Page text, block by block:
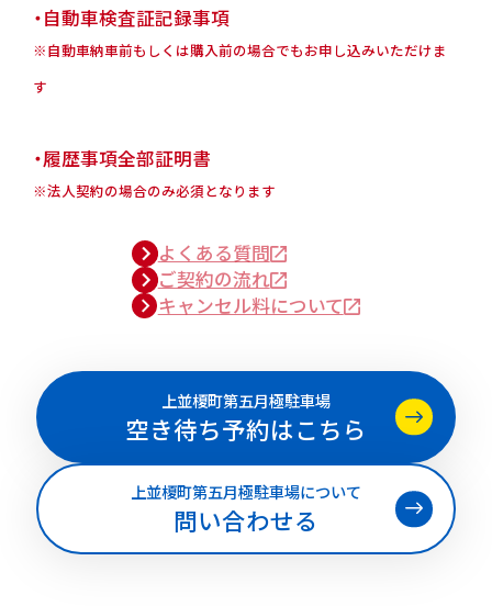
・自動車検査証記録事項
※自動車納車前もしくは購入前の場合でもお申し込みいただけま
す
・履歴事項全部証明書
※法人契約の場合のみ必須となります
よくある質問
ご契約の流れ
キャンセル料について
上並榎町第五月極駐車場
空き待ち予約はこちら
上並榎町第五月極駐車場について
問い合わせる